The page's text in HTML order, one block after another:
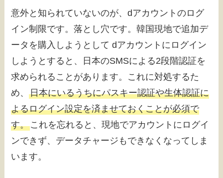
意外と知られていないのが、dアカウントのログ
イン制限です。落とし穴です。韓国現地で追加デ
ータを購入しようとして dアカウントにログイン
しようとすると、日本のSMSによる2段階認証を
求められることがあります。これに対処するた
め、日本にいるうちにパスキー認証や生体認証に
よるログイン設定を済ませておくことが必須で
す。これを忘れると、現地でアカウントにログイ
ンできず、データチャージもできなくなってしま
います。